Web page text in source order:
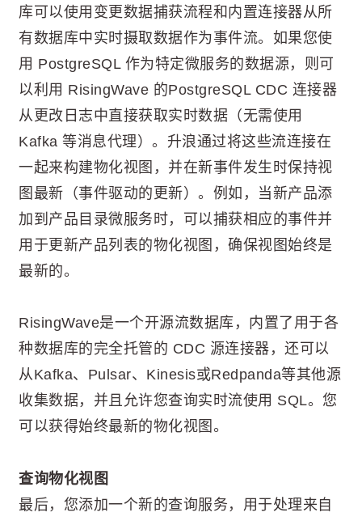
库可以使用变更数据捕获流程和内置连接器从所
有数据库中实时摄取数据作为事件流。如果您使
用 PostgreSQL 作为特定微服务的数据源，则可
以利用 RisingWave 的PostgreSQL CDC 连接器
从更改日志中直接获取实时数据（无需使用
Kafka 等消息代理）。升浪通过将这些流连接在
一起来构建物化视图，并在新事件发生时保持视
图最新（事件驱动的更新）。例如，当新产品添
加到产品目录微服务时，可以捕获相应的事件并
用于更新产品列表的物化视图，确保视图始终是
最新的。
RisingWave是一个开源流数据库，内置了用于各
种数据库的完全托管的 CDC 源连接器，还可以
从Kafka、Pulsar、Kinesis或Redpanda等其他源
收集数据，并且允许您查询实时流使用 SQL。您
可以获得始终最新的物化视图。
查询物化视图
最后，您添加一个新的查询服务，用于处理来自